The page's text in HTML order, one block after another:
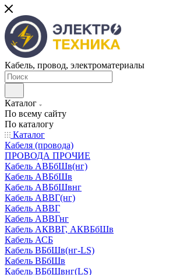
Кабель, провод, электроматериалы
Каталог
По всему сайту
По каталогу
Каталог
Кабеля (провода)
ПРОВОДА ПРОЧИЕ
Кабель АВБбШв(нг)
Кабель АВБбШв
Кабель АВБбШвнг
Кабель АВВГ(нг)
Кабель АВВГ
Кабель АВВГнг
Кабель АКВВГ, АКВБбШв
Кабель АСБ
Кабель ВБбШв(нг-LS)
Кабель ВБбШв
Кабель ВБбШвнг(LS)